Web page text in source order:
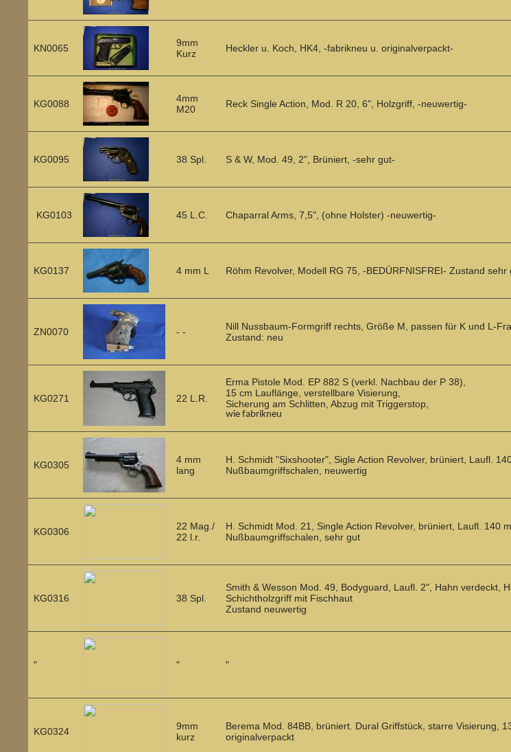
KN0065
9mm
Kurz
Heckler u. Koch, HK4, -fabrikneu u. originalverpackt-
KG0088
4mm
M20
Reck Single Action, Mod. R 20, 6", Holzgriff, -neuwertig-
KG0095 38 Spl. S & W, Mod. 49, 2", Brüniert, -sehr gut-
KG0103 45 L.C. Chaparral Arms, 7,5", (ohne Holster) -neuwertig-
KG0137 4 mm L Röhm Revolver, Modell RG 75, -BEDÜRFNISFREI- Zustand sehr
ZN0070 - -
Nill Nussbaum-Formgriff rechts, Größe M, passen für K und L-
Zustand: neu
KG0271 22 L.R.
Erma Pistole Mod. EP 882 S (verkl. Nachbau der P 38),
15 cm Lauflänge, verstellbare Visierung,
Sicherung am Schlitten, Abzug mit Triggerstop,
wie fabrikneu
KG0305
4 mm
lang
H. Schmidt "Sixshooter", Sigle Action Revolver, brüniert, Laufl.
Nußbaumgriffschalen, neuwertig
KG0306
22 Mag./
22 l.r.
H. Schmidt Mod. 21, Single Action Revolver, brüniert, Laufl. 140
Nußbaumgriffschalen, sehr gut
KG0316 38 Spl.
Smith & Wesson Mod. 49, Bodyguard, Laufl. 2", Hahn verdeckt,
Schichtholzgriff mit Fischhaut
Zustand neuwertig
" " "
KG0324
9mm
kurz
Berema Mod. 84BB, brüniert. Dural Griffstück, starre Visierung,
originalverpackt